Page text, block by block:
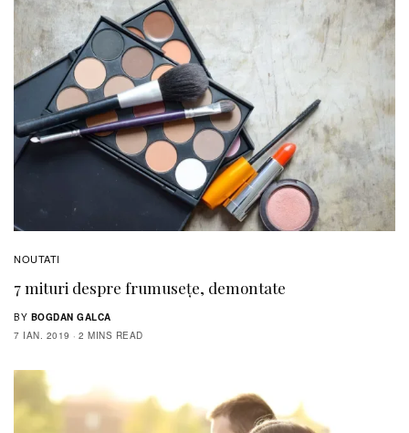
NOUTATI
7 mituri despre frumusețe, demontate
BY BOGDAN GALCA
7 IAN. 2019
2 MINS READ